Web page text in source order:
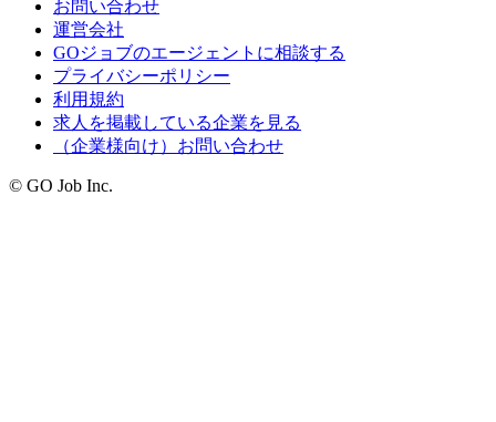
お問い合わせ
運営会社
GOジョブのエージェントに相談する
プライバシーポリシー
利用規約
求人を掲載している企業を見る
（企業様向け）お問い合わせ
© GO Job Inc.